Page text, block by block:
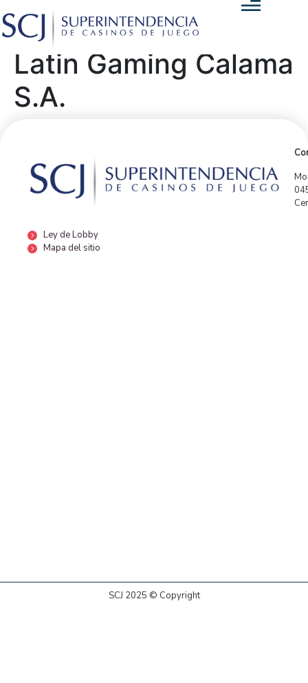
Latin Gaming Calama
S.A.
Ley de Lobby
Mapa del sitio
SCJ 2025 © Copyright